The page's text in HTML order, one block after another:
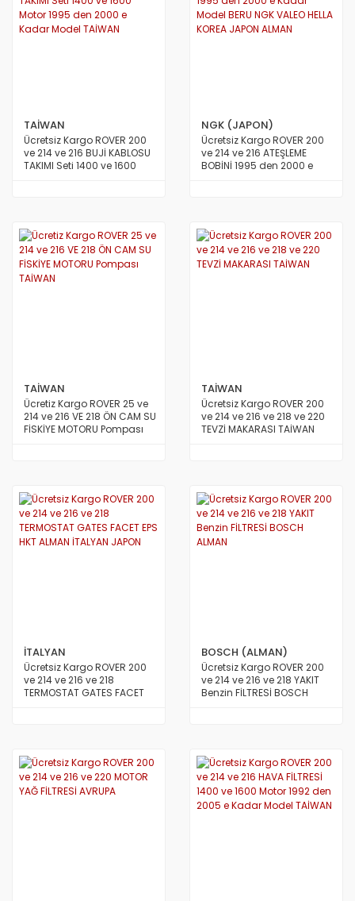
TAİWAN
Ücretsiz Kargo ROVER 200
ve 214 ve 216 BUJİ KABLOSU
TAKIMI Seti 1400 ve 1600
NGK (JAPON)
Ücretsiz Kargo ROVER 200
ve 214 ve 216 ATEŞLEME
BOBİNİ 1995 den 2000 e
TAİWAN
Ücretiz Kargo ROVER 25 ve
214 ve 216 VE 218 ÖN CAM SU
FİSKİYE MOTORU Pompası
TAİWAN
Ücretsiz Kargo ROVER 200
ve 214 ve 216 ve 218 ve 220
TEVZİ MAKARASI TAİWAN
İTALYAN
Ücretsiz Kargo ROVER 200
ve 214 ve 216 ve 218
TERMOSTAT GATES FACET
BOSCH (ALMAN)
Ücretsiz Kargo ROVER 200
ve 214 ve 216 ve 218 YAKIT
Benzin FİLTRESİ BOSCH